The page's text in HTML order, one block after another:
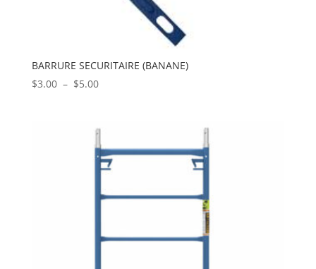
BARRURE SECURITAIRE (BANANE)
$3.00 – $5.00Plage
$3.00
à
$5.00